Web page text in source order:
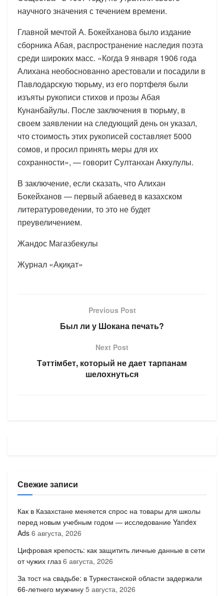
научного значения с течением времени.
Главной мечтой А. Бокейханова было издание
сборника Абая, распространение наследия поэта
среди широких масс. «Когда 9 января 1906 года
Алихана необоснованно арестовали и посадили в
Павлодарскую тюрьму, из его портфеля были
изъяты рукописи стихов и прозы Абая
Кунанбайулы. После заключения в тюрьму, в
своем заявлении на следующий день он указал,
что стоимость этих рукописей составляет 5000
сомов, и просил принять меры для их
сохранности», — говорит Султанхан Аккулулы.
В заключение, если сказать, что Алихан
Бокейханов — первый абаевед в казахском
литературоведении, то это не будет
преувеличением.
Жандос Магазбекулы
Журнал «Ақиқат»
Previous Post
Был ли у Шокана печать?
Next Post
Тәттімбет, который не дает тарпанам
шелохнуться
Свежие записи
Как в Казахстане меняется спрос на товары для школы
перед новым учебным годом — исследование Yandex
Ads 6 августа, 2026
Цифровая крепость: как защитить личные данные в сети
от чужих глаз 6 августа, 2026
За тост на свадьбе: в Туркестанской области задержали
66-летнего мужчину 5 августа, 2026